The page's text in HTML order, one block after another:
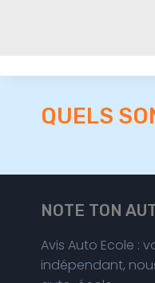
QUELS
NOTE TON
Avis Auto Ecole :
indépendant,